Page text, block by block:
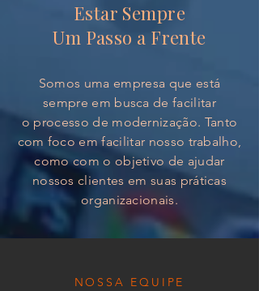
Estar Sempre
Um Passo a Frente
Somos uma empresa que está
sempre em busca de facilitar
o processo de modernização. Tanto
com foco em facilitar nosso trabalho,
como com o objetivo de ajudar
nossos clientes em suas práticas
organizacionais.
NOSSA EQUIPE